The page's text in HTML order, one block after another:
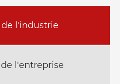
l'industrie
l'entreprise